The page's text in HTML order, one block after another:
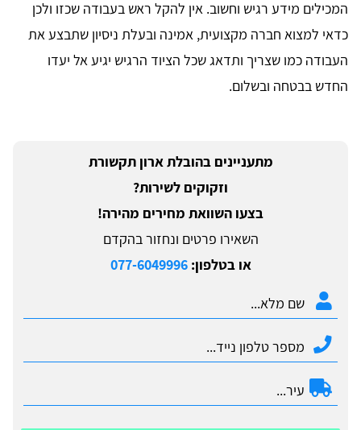
המכילים מידע רגיש וחשוב. אין להקל ראש בעבודה שכזו ולכן
כדאי למצוא חברה מקצועית, אמינה ובעלת ניסיון שתבצע את
העבודה כמו שצריך ותדאג שכל הציוד הרגיש יגיע אל יעדו
החדש בבטחה ובשלום.
מתעניינים בהובלת ארון תקשורת
וזקוקים לשירות?
בצעו השוואת מחירים מהירה!
השאירו פרטים ונחזור בהקדם
או בטלפון:077-6049996